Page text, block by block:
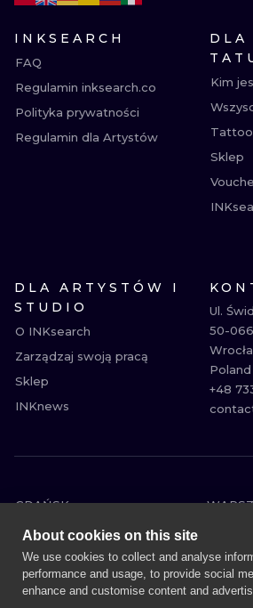
INKSEARCH
FAQ
Regulamin inksearch.co
Polityka prywatności
Regulamin dla Artystów
DLA
Kim
Sklep
DLA ARTYSTÓW I
STUDIO
O INKsearch
Zarządzaj swoją pracą
Sklep
INKnews
Ul.
50-066
Poland
+48
GDAŃSK
POZNAŃ
KATOWICE
ŁÓDŹ
BERLIN
About cookies on this site
We use cookies to collect and analyse
performance and usage, to provide social
enhance and customise content and